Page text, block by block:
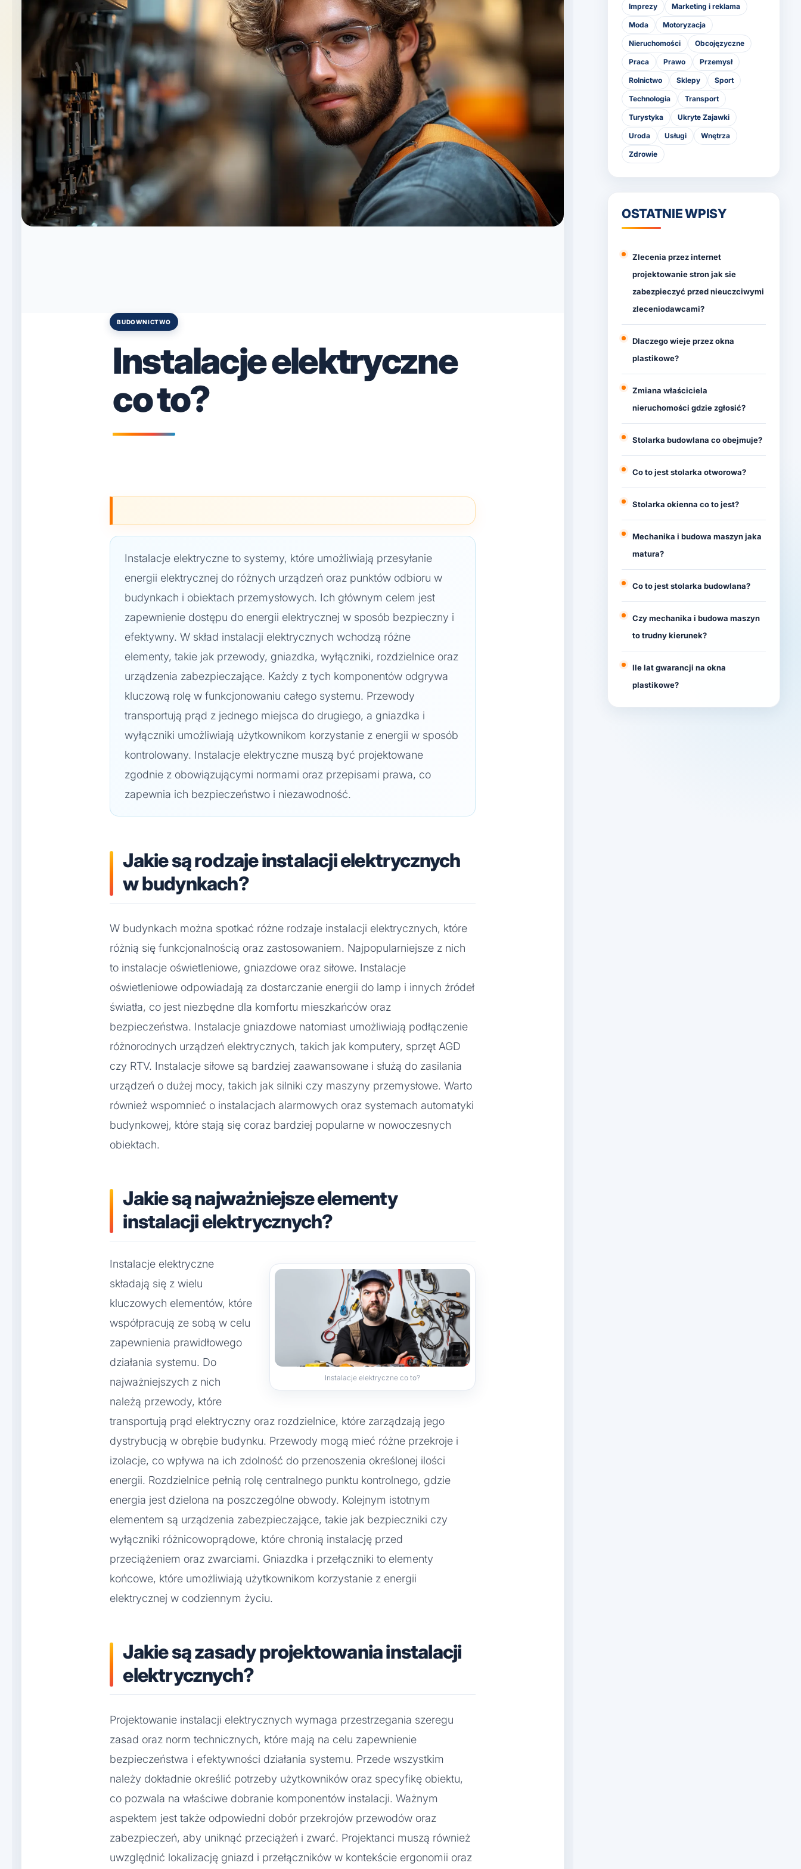
Posted
BUDOWNICTWO
Instalacje elektryczne
co to?
Instalacje elektryczne to systemy, które umożliwiają przesyłanie
energii elektrycznej do różnych urządzeń oraz punktów odbioru w
budynkach i obiektach przemysłowych. Ich głównym celem jest
zapewnienie dostępu do energii elektrycznej w sposób bezpieczny i
efektywny. W skład instalacji elektrycznych wchodzą różne
elementy, takie jak przewody, gniazdka, wyłączniki, rozdzielnice oraz
urządzenia zabezpieczające. Każdy z tych komponentów odgrywa
kluczową rolę w funkcjonowaniu całego systemu. Przewody
transportują prąd z jednego miejsca do drugiego, a gniazdka i
wyłączniki umożliwiają użytkownikom korzystanie z energii w sposób
kontrolowany. Instalacje elektryczne muszą być projektowane
zgodnie z obowiązującymi normami oraz przepisami prawa, co
zapewnia ich bezpieczeństwo i niezawodność.
Jakie są rodzaje instalacji elektrycznych
w budynkach?
W budynkach można spotkać różne rodzaje instalacji elektrycznych, które
różnią się funkcjonalnością oraz zastosowaniem. Najpopularniejsze z nich
to instalacje oświetleniowe, gniazdowe oraz siłowe. Instalacje
oświetleniowe odpowiadają za dostarczanie energii do lamp i innych źródeł
światła, co jest niezbędne dla komfortu mieszkańców oraz
bezpieczeństwa. Instalacje gniazdowe natomiast umożliwiają podłączenie
różnorodnych urządzeń elektrycznych, takich jak komputery, sprzęt AGD
czy RTV. Instalacje siłowe są bardziej zaawansowane i służą do zasilania
urządzeń o dużej mocy, takich jak silniki czy maszyny przemysłowe. Warto
również wspomnieć o instalacjach alarmowych oraz systemach automatyki
budynkowej, które stają się coraz bardziej popularne w nowoczesnych
obiektach.
Jakie są najważniejsze elementy
instalacji elektrycznych?
Instalacje elektryczne co to?
Instalacje elektryczne
składają się z wielu
kluczowych elementów, które
współpracują ze sobą w celu
zapewnienia prawidłowego
działania systemu. Do
najważniejszych z nich
należą przewody, które
transportują prąd elektryczny oraz rozdzielnice, które zarządzają jego
dystrybucją w obrębie budynku. Przewody mogą mieć różne przekroje i
izolacje, co wpływa na ich zdolność do przenoszenia określonej ilości
energii. Rozdzielnice pełnią rolę centralnego punktu kontrolnego, gdzie
energia jest dzielona na poszczególne obwody. Kolejnym istotnym
elementem są urządzenia zabezpieczające, takie jak bezpieczniki czy
wyłączniki różnicowoprądowe, które chronią instalację przed
przeciążeniem oraz zwarciami. Gniazdka i przełączniki to elementy
końcowe, które umożliwiają użytkownikom korzystanie z energii
elektrycznej w codziennym życiu.
Jakie są zasady projektowania instalacji
elektrycznych?
Projektowanie instalacji elektrycznych wymaga przestrzegania szeregu
zasad oraz norm technicznych, które mają na celu zapewnienie
bezpieczeństwa i efektywności działania systemu. Przede wszystkim
należy dokładnie określić potrzeby użytkowników oraz specyfikę obiektu,
co pozwala na właściwe dobranie komponentów instalacji. Ważnym
aspektem jest także odpowiedni dobór przekrojów przewodów oraz
zabezpieczeń, aby uniknąć przeciążeń i zwarć. Projektanci muszą również
uwzględnić lokalizację gniazd i przełączników w kontekście ergonomii oraz
Imprezy Marketing i reklama
Moda Motoryzacja
Nieruchomości Obcojęzyczne
Praca Prawo Przemysł
Rolnictwo Sklepy Sport
Technologia Transport
Turystyka Ukryte Zajawki
Uroda Usługi Wnętrza
Zdrowie
OSTATNIE WPISY
Zlecenia przez internet
projektowanie stron jak sie
zabezpieczyć przed nieuczciwymi
zleceniodawcami?
Dlaczego wieje przez okna
plastikowe?
Zmiana właściciela
nieruchomości gdzie zgłosić?
Stolarka budowlana co obejmuje?
Co to jest stolarka otworowa?
Stolarka okienna co to jest?
Mechanika i budowa maszyn jaka
matura?
Co to jest stolarka budowlana?
Czy mechanika i budowa maszyn
to trudny kierunek?
Ile lat gwarancji na okna
plastikowe?